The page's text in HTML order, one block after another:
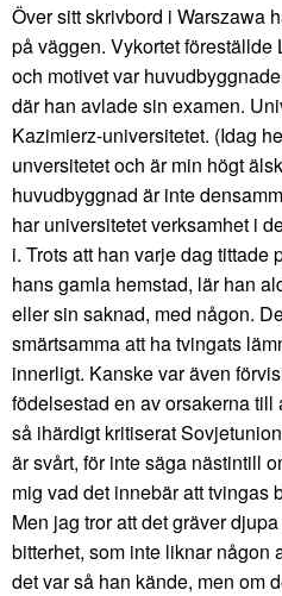
Över sitt skrivbord i Warszawa
på väggen. Vykortet föreställde
och motivet var
där han avlade sin examen.
Kazimierz-universitetet. (Idag
unversitetet och är min högt
huvudbyggnad är inte
har universitetet verksamhet i
i. Trots att han varje dag tittade
hans gamla hemstad, lär han
eller sin saknad, med någon.
smärtsamma att ha tvingats
innerligt. Kanske var även
födelsestad en av orsakerna till
så ihärdigt kritiserat
är svårt, för inte säga nästintill
mig vad det innebär att tvingas
Men jag tror att det gräver
bitterhet, som inte liknar någon
det var så han kände, men om